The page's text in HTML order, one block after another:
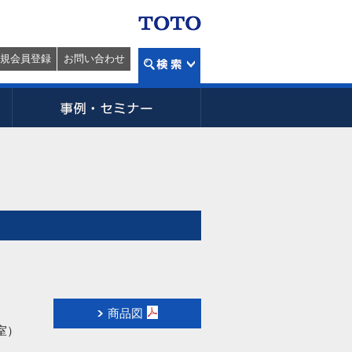
会員登録 お問い合わせ
商品図